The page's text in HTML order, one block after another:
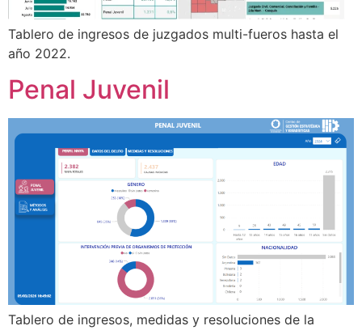
Tablero de ingresos de juzgados multi-fueros hasta el
año 2022.
Penal Juvenil
Tablero de ingresos, medidas y resoluciones de la